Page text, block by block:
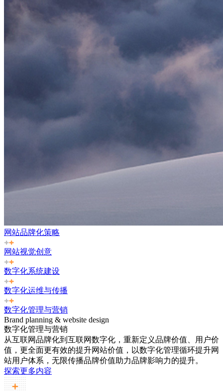
网站品牌化策略
网站视觉创意
数字化系统建设
数字化运维与传播
数字化管理与营销
Brand planning & website design
数字化管理与营销
从互联网品牌化到互联网数字化，重新定义品牌价值、用户价
值，更全面更有效的提升网站价值，以数字化管理循环提升网
站用户体系，无限传播品牌价值助力品牌影响力的提升。
探索更多内容